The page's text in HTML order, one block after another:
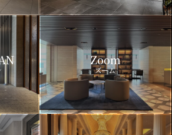
Zoom
ズーム